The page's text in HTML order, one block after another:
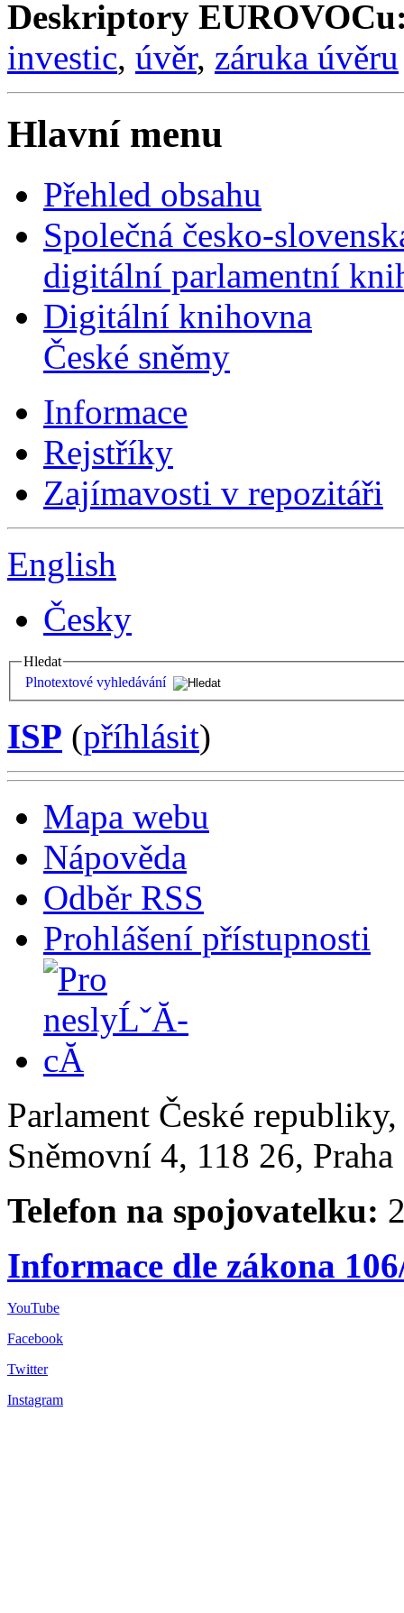
Deskriptory
investic, úvěr, záruka úvěru
Hlavní menu
Přehled obsahu
Společná česko-
digitální parlamentní
Digitální knihovna
České sněmy
Informace
Rejstříky
Zajímavosti v repozitáři
English
Česky
Hledat
Plnotextové vyhledávání
ISP (příhlásit)
Mapa webu
Nápověda
Odběr RSS
Prohlášení přístupnosti
Parlament České
Sněmovní 4, 118 26,
Telefon na spojovatelku:
Informace dle zákona
YouTube
Facebook
Twitter
Instagram